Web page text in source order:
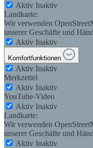
Aktiv Inaktiv
Landkarte:
Wir verwenden
unserer Geschäfte und
Aktiv Inaktiv
Komfortfunktionen
Aktiv Inaktiv
Merkzettel
Aktiv Inaktiv
YouTube-Video
Aktiv Inaktiv
Landkarte:
Wir verwenden
unserer Geschäfte und
Aktiv Inaktiv